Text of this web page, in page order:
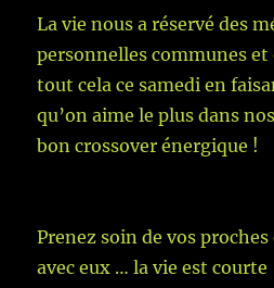
La vie nous a réservé des
personnelles communes
tout cela ce samedi en
qu’on aime le plus dans
bon crossover énergique !
Prenez soin de vos
avec eux … la vie est courte